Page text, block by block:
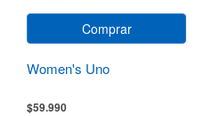
Comprar
Women's Uno
$59.990